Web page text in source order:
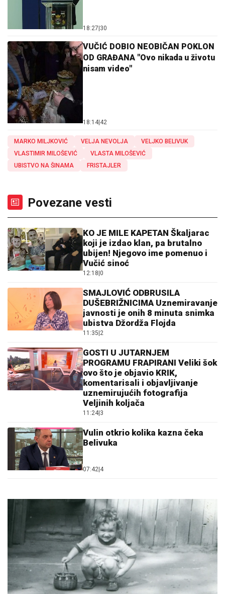
18:27|30
VUČIĆ DOBIO NEOBIČAN POKLON
OD GRAĐANA "Ovo nikada u životu
nisam video"
18:14|42
MARKO MILJKOVIĆ VELJA NEVOLJA
VELJKO BELIVUK
VLASTIMIR MILOŠEVIĆ
VLASTA MILOŠEVIĆ
UBISTVO NA ŠINAMA
FRISTAJLER
Povezane vesti
KO JE MILE KAPETAN Škaljarac
koji je izdao klan, pa brutalno
ubijen! Njegovo ime pomenuo i
Vučić sinoć
12:18|0
SMAJLOVIĆ ODBRUSILA
DUŠEBRIŽNICIMA Uznemiravanje
javnosti je onih 8 minuta snimka
ubistva Džordža Flojda
11:35|2
GOSTI U JUTARNJEM
PROGRAMU FRAPIRANI Veliki šok
ovo što je objavio KRIK,
komentarisali i objavljivanje
uznemirujućih fotografija
Veljinih koljača
11:24|3
Vulin otkrio kolika kazna čeka
Belivuka
07:42|4